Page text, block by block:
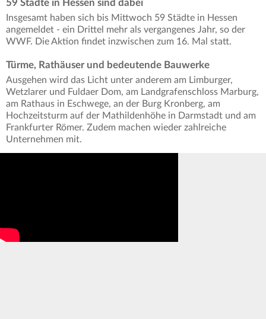
59 Städte in Hessen sind dabei
Insgesamt haben sich bis Mittwoch 59 Städte in Hessen
angemeldet - ein Drittel mehr als vergangenes Jahr, so der
WWF. Die Aktion findet inzwischen zum 16. Mal statt.
Türme, Rathäuser und bedeutende Bauwerke
Ausgehen wird das Licht unter anderem am Limburger,
Wetzlarer und Fuldaer Dom, am Landgrafenschloss Marburg,
am Rathaus in Eschwege, an der Burg Kronberg, am
Hochzeitsturm auf der Mathildenhöhe in Darmstadt und am
Frankfurter Römer. Zudem machen wieder zahlreiche
Unternehmen mit.